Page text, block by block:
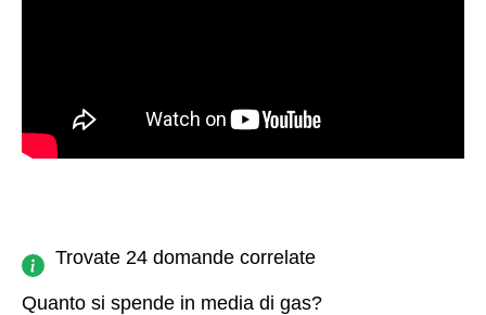
Trovate 24 domande correlate
Quanto si spende in media di gas?